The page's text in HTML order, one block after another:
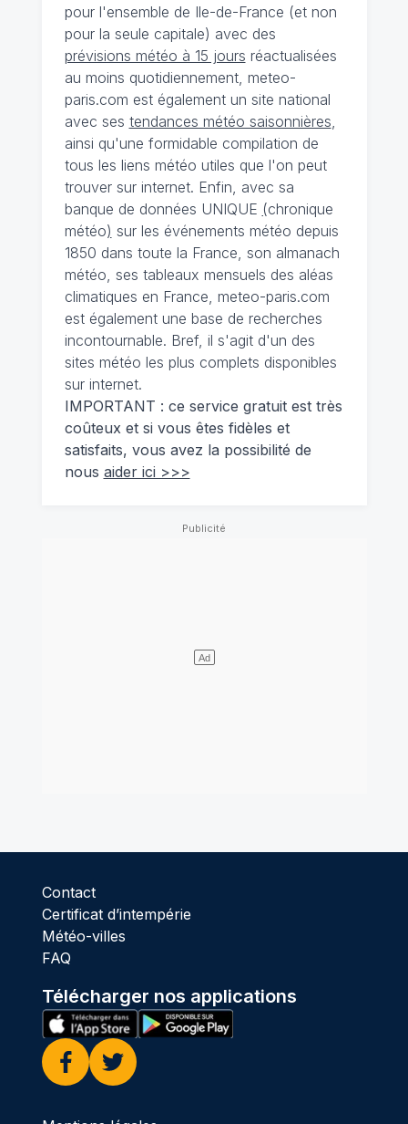
pour l'ensemble de Ile-de-France (et non
pour la seule capitale) avec des
prévisions météo à 15 jours réactualisées
au moins quotidiennement, meteo-
paris.com est également un site national
avec ses tendances météo saisonnières,
ainsi qu'une formidable compilation de
tous les liens météo utiles que l'on peut
trouver sur internet. Enfin, avec sa
banque de données UNIQUE (chronique
météo) sur les événements météo depuis
1850 dans toute la France, son almanach
météo, ses tableaux mensuels des aléas
climatiques en France, meteo-paris.com
est également une base de recherches
incontournable. Bref, il s'agit d'un des
sites météo les plus complets disponibles
sur internet.
IMPORTANT : ce service gratuit est très
coûteux et si vous êtes fidèles et
satisfaits, vous avez la possibilité de
nous aider ici >>>
Contact
Certificat d’intempérie
Météo-villes
FAQ
Télécharger nos applications
Facebook
Twitter